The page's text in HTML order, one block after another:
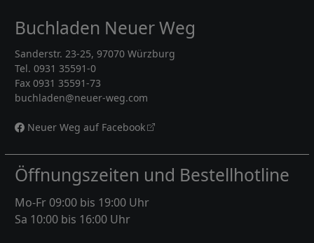
Buchladen Neuer Weg
Sanderstr. 23-25, 97070 Würzburg
Tel. 0931 35591-0
Fax 0931 35591-73
buchladen@neuer-weg.com
Neuer Weg auf Facebook
Öffnungszeiten und Bestellhotline
Mo-Fr 09:00 bis 19:00 Uhr
Sa 10:00 bis 16:00 Uhr